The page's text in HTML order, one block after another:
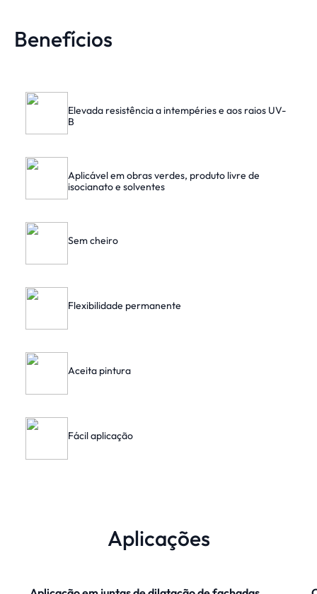
Benefícios
Elevada resistência a intempéries e aos raios UV-
B
Aplicável em obras verdes, produto livre de
isocianato e solventes
Sem cheiro
Flexibilidade permanente
Aceita pintura
Fácil aplicação
Aplicações